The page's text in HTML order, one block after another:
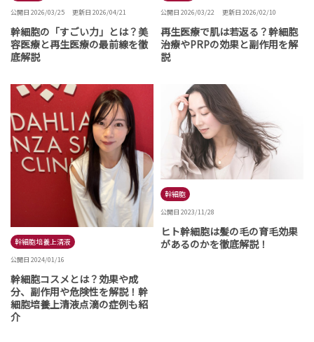
公開日 2026/03/25 更新日 2026/04/21
幹細胞の「すごい力」とは？美
容医療と再生医療の最前線を徹
底解説
公開日 2026/03/22 更新日 2026/02/10
再生医療で肌は若返る？幹細胞
治療やPRPの効果と副作用を解
説
幹細胞培養上清液
公開日 2024/01/16
幹細胞コスメとは？効果や成
分、副作用や危険性を解説！幹
細胞培養上清液点滴の症例も紹
介
幹細胞
公開日 2023/11/28
ヒト幹細胞は髪の毛の育毛効果
があるのかを徹底解説！